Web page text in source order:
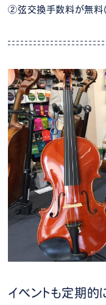
②弦交換手数料が無料
イベントも定期的